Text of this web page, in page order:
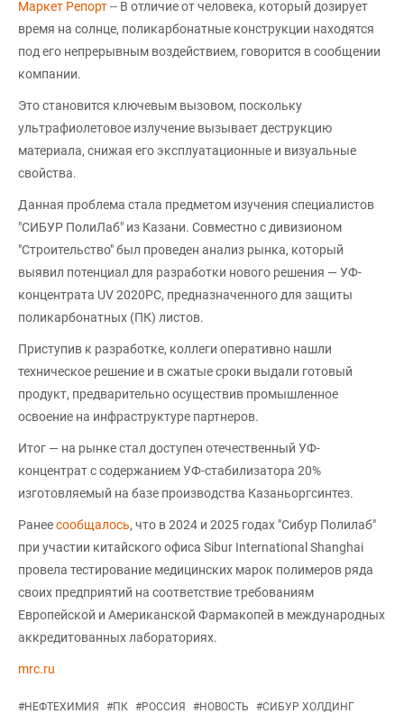
Маркет Репорт-- В отличие от человека, который дозирует
время на солнце, поликарбонатные конструкции находятся
под его непрерывным воздействием, говорится в сообщении
компании.
Это становится ключевым вызовом, поскольку
ультрафиолетовое излучение вызывает деструкцию
материала, снижая его эксплуатационные и визуальные
свойства.
Данная проблема стала предметом изучения специалистов
"СИБУР ПолиЛаб" из Казани. Совместно с дивизионом
"Строительство" был проведен анализ рынка, который
выявил потенциал для разработки нового решения — УФ-
концентрата UV 2020PC, предназначенного для защиты
поликарбонатных (ПК) листов.
Приступив к разработке, коллеги оперативно нашли
техническое решение и в сжатые сроки выдали готовый
продукт, предварительно осуществив промышленное
освоение на инфраструктуре партнеров.
Итог — на рынке стал доступен отечественный УФ-
концентрат с содержанием УФ-стабилизатора 20%
изготовляемый на базе производства Казаньоргсинтез.
Ранеесообщалось, что в 2024 и 2025 годах "Сибур Полилаб"
при участии китайского офиса Sibur International Shanghai
провела тестирование медицинских марок полимеров ряда
своих предприятий на соответствие требованиям
Европейской и Американской Фармакопей в международных
аккредитованных лабораториях.
mrc.ru
#НЕФТЕХИМИЯ #ПК #РОССИЯ #НОВОСТЬ #СИБУР ХОЛДИНГ